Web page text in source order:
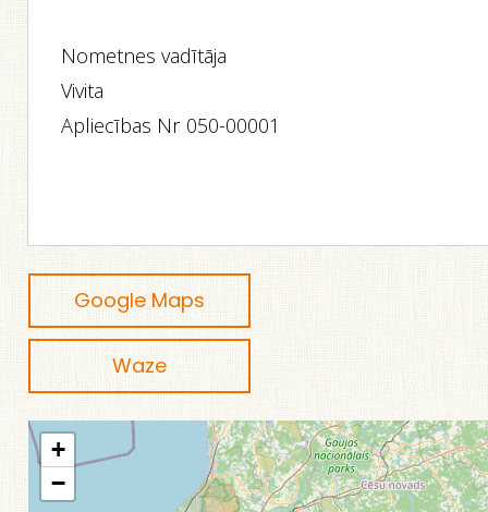
Nometnes vadītāja
Vivita
Apliecības Nr 050-00001
Google Maps
Waze
+
−